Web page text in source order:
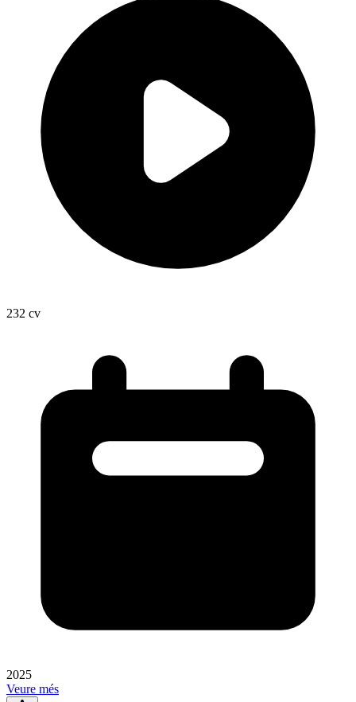
232 cv
2025
Veure més